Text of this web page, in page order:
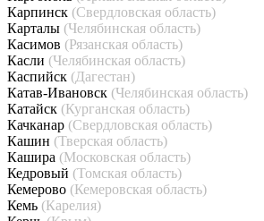
Карпинск (Свердловская область)
Карталы (Челябинская область)
Касимов (Рязанская область)
Касли (Челябинская область)
Каспийск (Дагестан)
Катав-Ивановск (Челябинская область)
Катайск (Курганская область)
Качканар (Свердловская область)
Кашин (Тверская область)
Кашира (Московская область)
Кедровый (Томская область)
Кемерово (Кемеровская область)
Кемь (Карелия)